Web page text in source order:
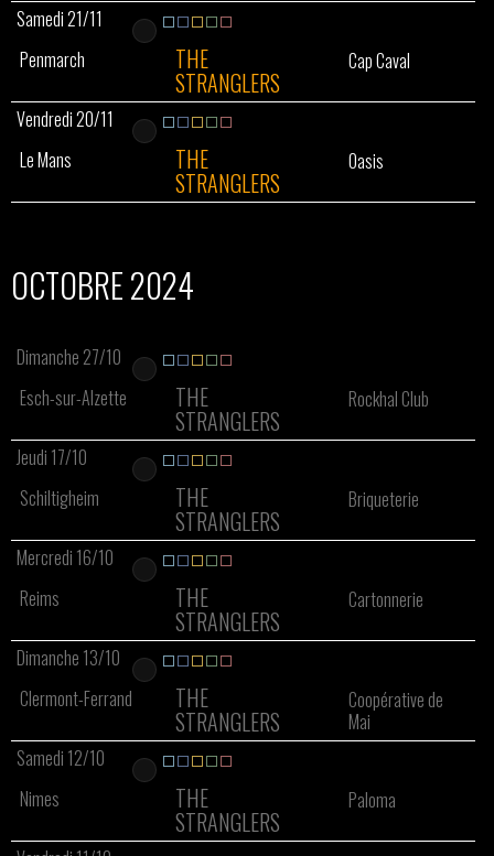
Samedi 21/11
Penmarch
THE
STRANGLERS
Cap Caval
Vendredi 20/11
Le Mans
THE
STRANGLERS
Oasis
OCTOBRE 2024
Dimanche 27/10
Esch-sur-Alzette
THE
STRANGLERS
Rockhal Club
Jeudi 17/10
Schiltigheim
THE
STRANGLERS
Briqueterie
Mercredi 16/10
Reims
THE
STRANGLERS
Cartonnerie
Dimanche 13/10
Clermont-Ferrand
THE
STRANGLERS
Coopérative de
Mai
Samedi 12/10
Nimes
THE
STRANGLERS
Paloma